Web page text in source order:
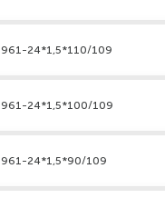
961-24*1,5*110/109
961-24*1,5*100/109
961-24*1,5*90/109